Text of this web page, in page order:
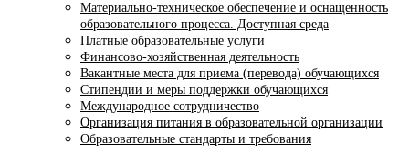
Материально-техническое обеспечение и оснащенность
образовательного процесса. Доступная среда
Платные образовательные услуги
Финансово-хозяйственная деятельность
Вакантные места для приема (перевода) обучающихся
Стипендии и меры поддержки обучающихся
Международное сотрудничество
Организация питания в образовательной организации
Образовательные стандарты и требования